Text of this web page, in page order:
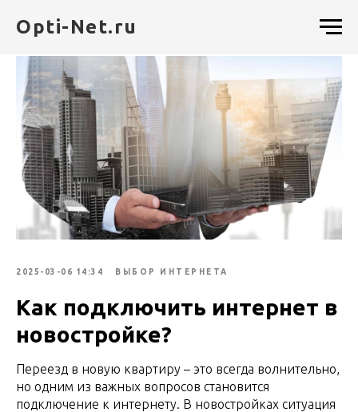
Opti-Net.ru
2025-03-06 14:34 ВЫБОР ИНТЕРНЕТА
Как подключить интернет в
новостройке?
Переезд в новую квартиру – это всегда волнительно,
но одним из важных вопросов становится
подключение к интернету. В новостройках ситуация